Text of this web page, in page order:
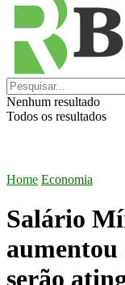
Nenhum resultado
Todos os resultados
Home Economia
Salário
aumentou
serão